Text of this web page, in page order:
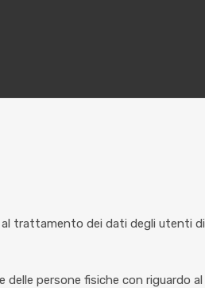
trattamento dei dati degli utenti di
delle persone fisiche con riguardo al